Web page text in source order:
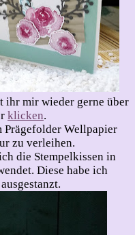
ihr mir wieder gerne über
klicken.
Prägefolder Wellpapier
zu verleihen.
die Stempelkissen in
Diese habe ich